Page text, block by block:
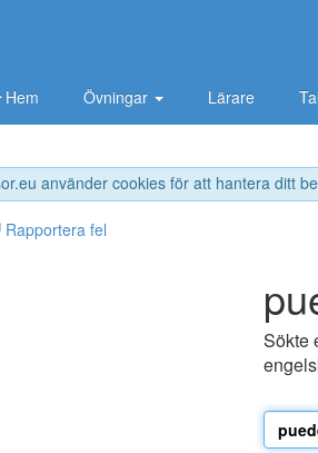
använder cookies för att hantera ditt
Hem Övningar Lärare
Rapportera fel
Sökte